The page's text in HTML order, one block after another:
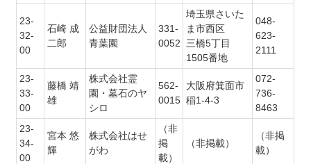
23-
32-
00
石崎 成
二郎
公益財団法人
青葉園
331-
0052
埼玉県さいた
ま市西区
三橋5丁目
1505番地
048-
623-
2111
23-
33-
00
藤橋 靖
雄
株式会社霊
園・墓石のヤ
シロ
562-
0015
大阪府箕面市
稲1-4-3
072-
736-
8463
23-
34-
00
宮本 悠
輝
株式会社はせ
がわ
（非
掲
載）
（非掲載）
（非掲
載）